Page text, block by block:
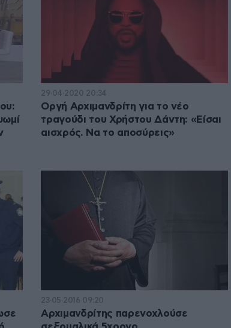
29·04·2020 20:34
Οργή Αρχιμανδρίτη για το νέο
τραγούδι του Χρήστου Δάντη: «Είσαι
αισχρός. Να το αποσύρεις»
23·05·2016 09:20
Αρχιμανδρίτης παρενοχλούσε